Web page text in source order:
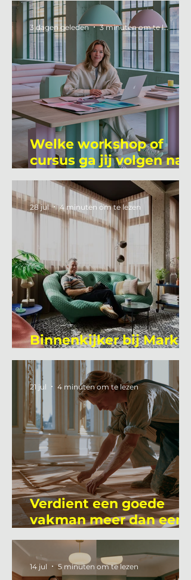
Welke workshop of
cursus ga jij volgen na
je vakantie?
3 dagen geleden 3 minuten om te lezen
Binnenkijker bij Mark
Mutsaers
28 jul 4 minuten om te lezen
Verdient een goede
vakman meer dan een
gemiddelde
academicus?
21 jul 4 minuten om te lezen
14 jul 5 minuten om te lezen